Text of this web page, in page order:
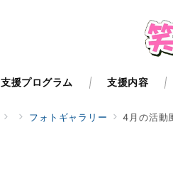
支援プログラム 支援内容
フォトギャラリー 4月の活動